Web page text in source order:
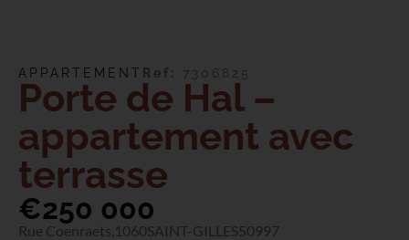
APPARTEMENT Ref: 7306825
Porte de Hal –
appartement avec
terrasse
€250 000
Rue Coenraets, 1060SAINT-GILLES50997